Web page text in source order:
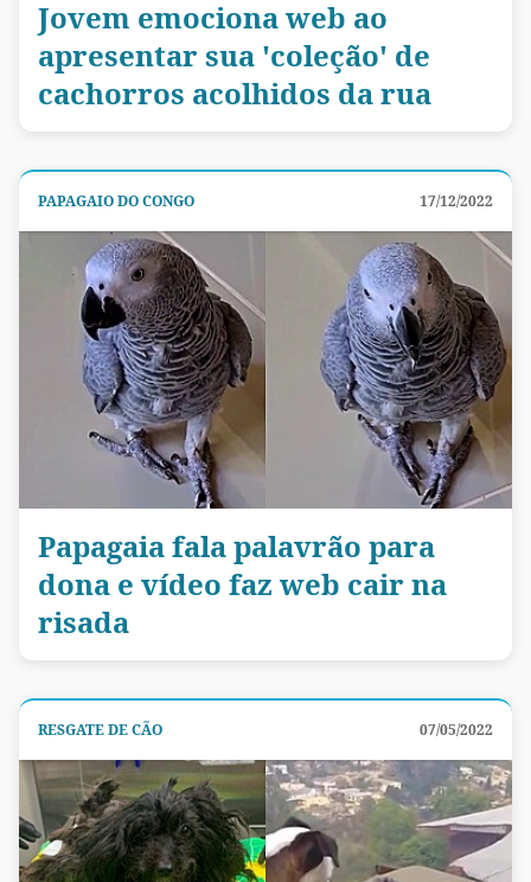
Jovem emociona web ao
apresentar sua 'coleção' de
cachorros acolhidos da rua
PAPAGAIO DO CONGO 17/12/2022
Papagaia fala palavrão para
dona e vídeo faz web cair na
risada
RESGATE DE CÃO 07/05/2022